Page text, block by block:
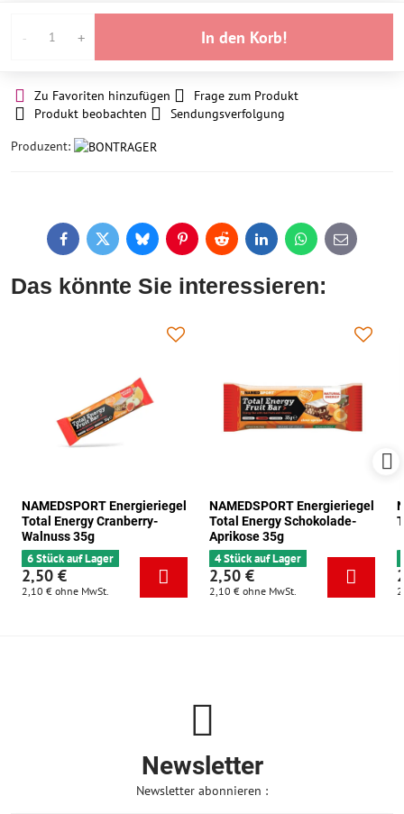
In den Korb!
Zu Favoriten hinzufügen
Frage zum Produkt
Produkt beobachten
Sendungsverfolgung
Produzent:
FacebookTwitterBlueskyPinterestReddit LinkedInWhatsApp
E-
mail
Das könnte Sie interessieren:
NAMEDSPORT Energieriegel
Total Energy Cranberry-
Walnuss 35g
6 Stück auf Lager
2,50 €
2,10 € ohne MwSt.
NAMEDSPORT Energieriegel
Total Energy Schokolade-
Aprikose 35g
4 Stück auf Lager
2,50 €
2,10 € ohne MwSt.
Newsletter
Newsletter abonnieren :